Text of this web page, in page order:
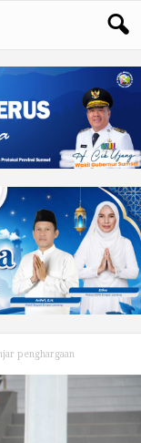
penghargaan